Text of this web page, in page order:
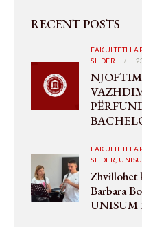
RECENT POSTS
FAKULTETI I
SLIDER
FAKULTETI I
SLIDER,
Zhvillohet
Barbara
UNISUM